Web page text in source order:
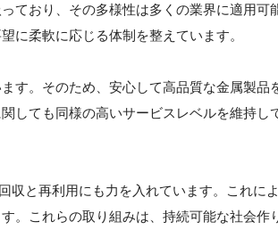
ており、その多様性は多くの業界に適用可
に柔軟に応じる体制を整えています。
す。そのため、安心して高品質な金属製品
しても同様の高いサービスレベルを維持し
収と再利用にも力を入れています。これによ
。これらの取り組みは、持続可能な社会作